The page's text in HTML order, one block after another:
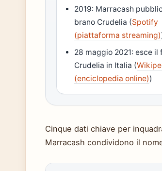
2019: Marracash
brano Crudelia (Spotify
(piattaforma streaming)
28 maggio 2021: esce il
Crudelia in Italia (
(enciclopedia online))
Cinque dati chiave per
Marracash condividono il